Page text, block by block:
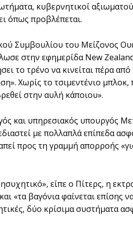
κυβερνητικοί
όπως προβλέπεται.
Συμβουλίου του Μείζονος
στην εφημερίδα New
το τρένο να κινείται πέρα
Χωρίς το τσιμεντένιο
στην αυλή κάποιου».
και υπηρεσιακός υπουργός
με πολλαπλά επίπεδα
προς τη γραμμή απορροής
είπε ο Πίτερς, η
«τα βαγόνια φαίνεται επίσης
δύο κρίσιμα συστήματα